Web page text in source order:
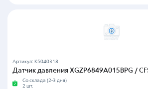
Артикул: K5040318
Датчик давления XGZP6849A015BPG /
Со склада (2-3 дня)
2 шт.